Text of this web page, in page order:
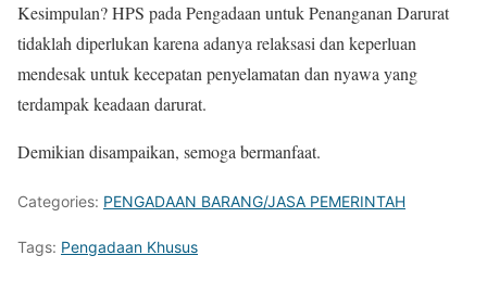
Kesimpulan? HPS pada Pengadaan untuk Penanganan Darurat
tidaklah diperlukan karena adanya relaksasi dan keperluan
mendesak untuk kecepatan penyelamatan dan nyawa yang
terdampak keadaan darurat.
Demikian disampaikan, semoga bermanfaat.
Categories: PENGADAAN BARANG/JASA PEMERINTAH
Tags: Pengadaan Khusus